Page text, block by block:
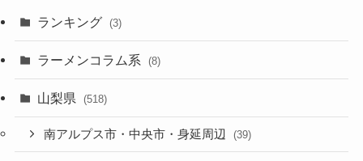
ランキング (3)
ラーメンコラム系 (8)
山梨県 (518)
南アルプス市・中央市・身延周辺 (39)